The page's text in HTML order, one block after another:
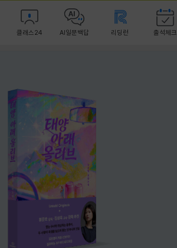
클래스24 AI일문백답 리딩런 출석체크